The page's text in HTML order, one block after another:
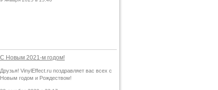
С Новым 2021-м годом!
Друзья! VinylEffect.ru поздравляет вас всех с
Новым годом и Рождеством!